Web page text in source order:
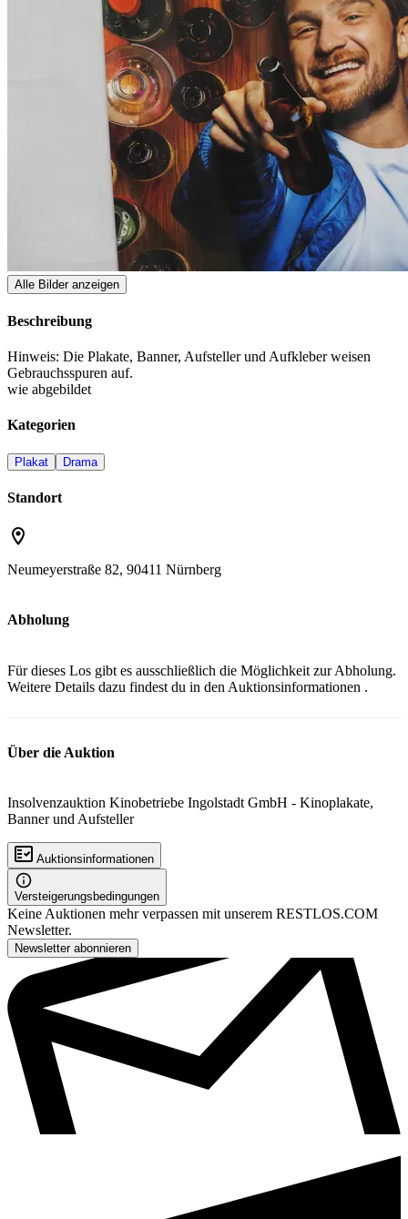
Alle Bilder anzeigen
Beschreibung
Hinweis: Die Plakate, Banner, Aufsteller und Aufkleber weisen
Gebrauchsspuren auf.
wie abgebildet
Kategorien
Plakat Drama
Standort
Neumeyerstraße 82, 90411 Nürnberg
Abholung
Für dieses Los gibt es ausschließlich die Möglichkeit zur Abholung.
Weitere Details dazu findest du in den Auktionsinformationen .
Über die Auktion
Insolvenzauktion Kinobetriebe Ingolstadt GmbH - Kinoplakate,
Banner und Aufsteller
Auktionsinformationen
Versteigerungsbedingungen
Keine Auktionen mehr verpassen mit unserem RESTLOS.COM
Newsletter.
Newsletter abonnieren